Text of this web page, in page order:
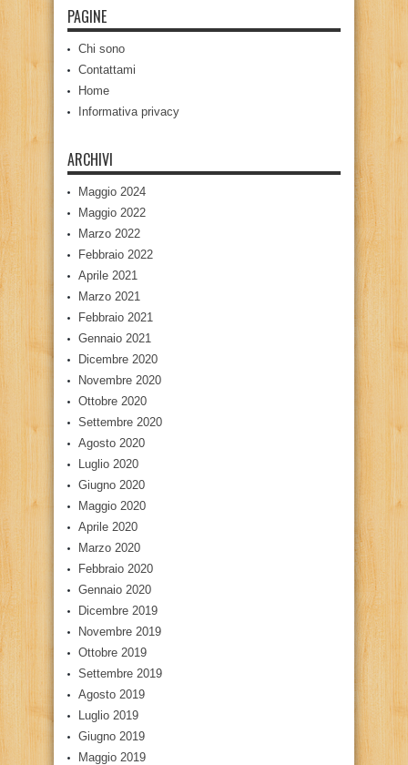
PAGINE
Chi sono
Contattami
Home
Informativa privacy
ARCHIVI
Maggio 2024
Maggio 2022
Marzo 2022
Febbraio 2022
Aprile 2021
Marzo 2021
Febbraio 2021
Gennaio 2021
Dicembre 2020
Novembre 2020
Ottobre 2020
Settembre 2020
Agosto 2020
Luglio 2020
Giugno 2020
Maggio 2020
Aprile 2020
Marzo 2020
Febbraio 2020
Gennaio 2020
Dicembre 2019
Novembre 2019
Ottobre 2019
Settembre 2019
Agosto 2019
Luglio 2019
Giugno 2019
Maggio 2019